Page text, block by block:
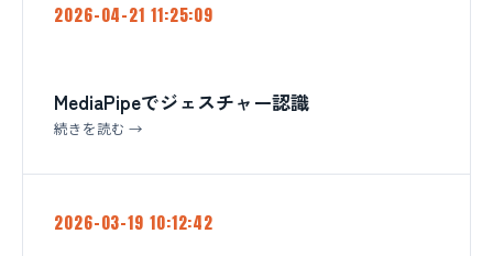
2026-04-21 11:25:09
MediaPipeでジェスチャー認識
続きを読む →
2026-03-19 10:12:42